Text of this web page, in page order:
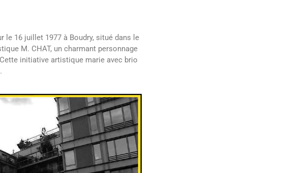
le 16 juillet 1977 à Boudry, situé dans le
M. CHAT, un charmant personnage
initiative artistique marie avec brio